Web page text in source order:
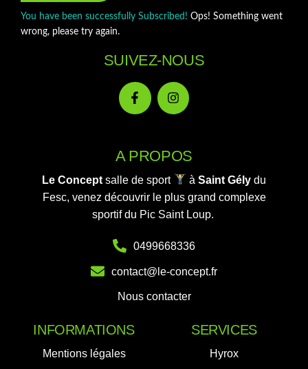
You have been successfully Subscribed! Ops! Something went
wrong, please try again.
SUIVEZ-NOUS
A PROPOS
Le Concept salle de sport à Saint Gély du
Fesc, venez découvrir le plus grand complexe
sportif du Pic Saint Loup.
0499668336
contact@le-concept.fr
Nous contacter
INFORMATIONS
Mentions légales
SERVICES
Hyrox